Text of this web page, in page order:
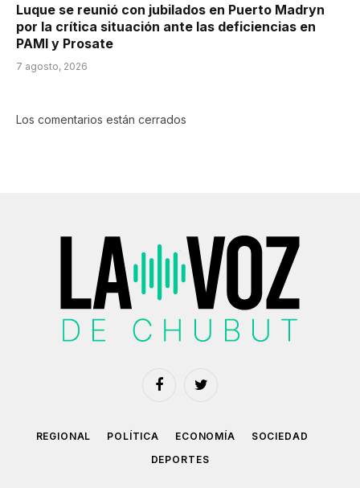
Luque se reunió con jubilados en Puerto Madryn
por la crítica situación ante las deficiencias en
PAMI y Prosate
7 agosto, 2026
Los comentarios están cerrados
FacebookTwitter
REGIONAL POLÍTICA ECONOMÍA
SOCIEDAD
DEPORTES